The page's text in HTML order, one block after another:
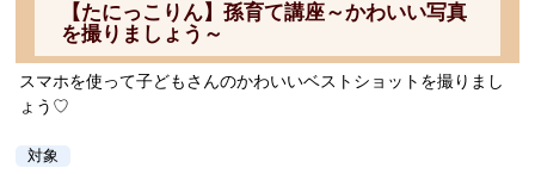
【たにっこりん】孫育て講座～かわいい写真
を撮りましょう～
スマホを使って子どもさんのかわいいベストショットを撮りまし
ょう♡
対象